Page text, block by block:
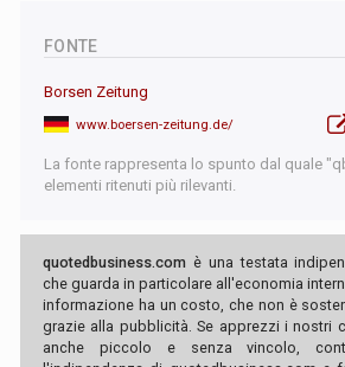
FONTE
Borsen Zeitung
www.boersen-zeitung.de/
La fonte rappresenta lo spunto dal quale
elementi ritenuti più rilevanti.
quotedbusiness.com è una testata
che guarda in particolare all'economia
informazione ha un costo, che non è
grazie alla pubblicità. Se apprezzi i nostri
anche piccolo e senza vincolo,